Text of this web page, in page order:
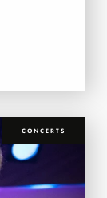
CONCERTS